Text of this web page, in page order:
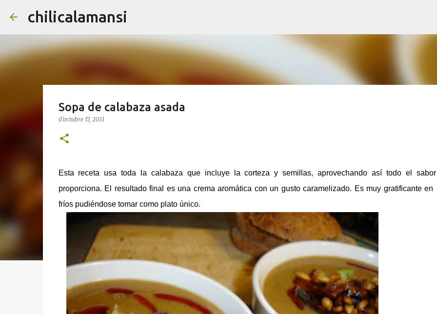
chilicalamansi
Sopa de calabaza asada
d’octubre 17, 2011
Esta receta usa toda la calabaza que incluye la corteza y semillas, aprovechando así todo el
proporciona. El resultado final es una crema aromática con un gusto caramelizado. Es muy gratificante
fríos pudiéndose tomar como plato único.